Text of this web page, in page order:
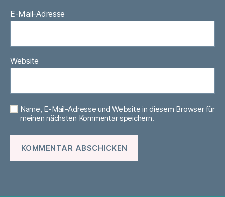
E-Mail-Adresse
Website
Name, E-Mail-Adresse und Website in diesem Browser für
meinen nächsten Kommentar speichern.